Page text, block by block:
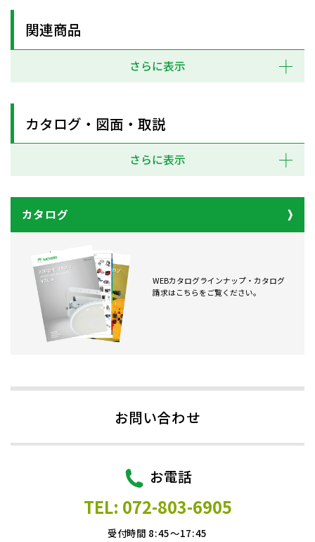
関連商品
さらに表示
カタログ・図面・取説
さらに表示
カタログ
WEBカタログラインナップ・カタログ
請求はこちらをご覧ください。
お問い合わせ
お電話
TEL: 072-803-6905
受付時間 8:45～17:45